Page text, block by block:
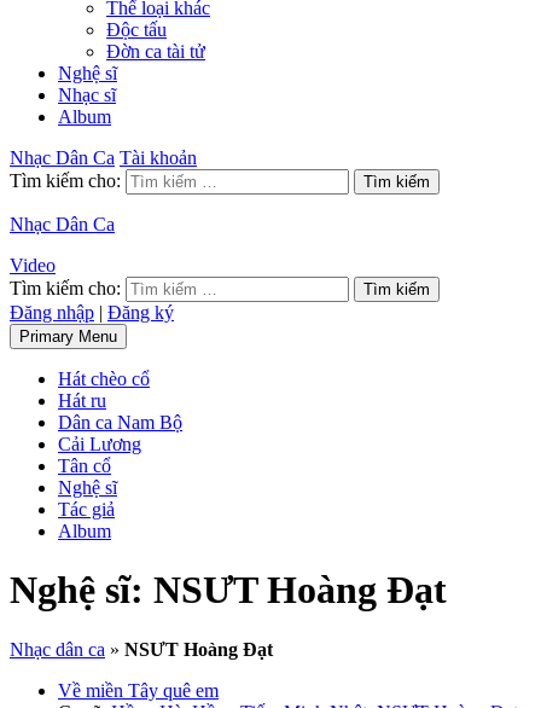
Thể loại khác
Độc tấu
Đờn ca tài tử
Nghệ sĩ
Nhạc sĩ
Album
Nhạc Dân Ca Tài khoản
Tìm kiếm cho:
Nhạc Dân Ca
Video
Tìm kiếm cho:
Đăng nhập | Đăng ký
Primary Menu
Hát chèo cổ
Hát ru
Dân ca Nam Bộ
Cải Lương
Tân cổ
Nghệ sĩ
Tác giả
Album
Nghệ sĩ: NSƯT Hoàng Đạt
Nhạc dân ca » NSƯT Hoàng Đạt
Về miền Tây quê em